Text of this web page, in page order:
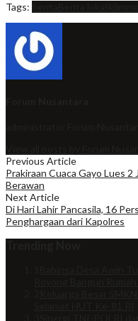
Tags:
Previous Article
Prakiraan Cuaca Gayo Lues
Berawan
Next Article
Di Hari Lahir Pancasila, 16
Penghargaan dari Kapolres